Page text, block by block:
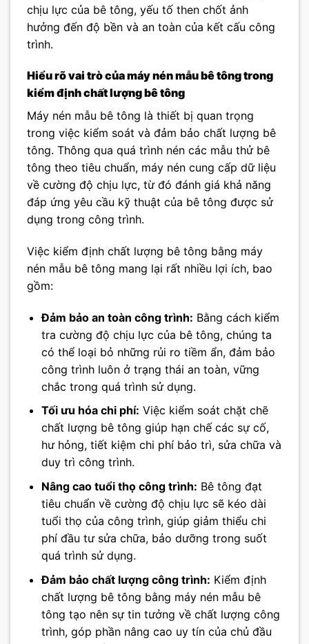
chịu lực của bê tông, yếu tố then chốt ảnh
hưởng đến độ bền và an toàn của kết cấu công
trình.
Hiểu rõ vai trò của máy nén mẫu bê tông trong
kiểm định chất lượng bê tông
Máy nén mẫu bê tông là thiết bị quan trọng
trong việc kiểm soát và đảm bảo chất lượng bê
tông. Thông qua quá trình nén các mẫu thử bê
tông theo tiêu chuẩn, máy nén cung cấp dữ liệu
về cường độ chịu lực, từ đó đánh giá khả năng
đáp ứng yêu cầu kỹ thuật của bê tông được sử
dụng trong công trình.
Việc kiểm định chất lượng bê tông bằng máy
nén mẫu bê tông mang lại rất nhiều lợi ích, bao
gồm:
Đảm bảo an toàn công trình: Bằng cách kiểm
tra cường độ chịu lực của bê tông, chúng ta
có thể loại bỏ những rủi ro tiềm ẩn, đảm bảo
công trình luôn ở trạng thái an toàn, vững
chắc trong quá trình sử dụng.
Tối ưu hóa chi phí: Việc kiểm soát chặt chẽ
chất lượng bê tông giúp hạn chế các sự cố,
hư hỏng, tiết kiệm chi phí bảo trì, sửa chữa và
duy trì công trình.
Nâng cao tuổi thọ công trình: Bê tông đạt
tiêu chuẩn về cường độ chịu lực sẽ kéo dài
tuổi thọ của công trình, giúp giảm thiểu chi
phí đầu tư sửa chữa, bảo dưỡng trong suốt
quá trình sử dụng.
Đảm bảo chất lượng công trình: Kiểm định
chất lượng bê tông bằng máy nén mẫu bê
tông tạo nên sự tin tưởng về chất lượng công
trình, góp phần nâng cao uy tín của chủ đầu